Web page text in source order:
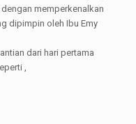
memperkenalkan
dipimpin oleh Ibu Emy
dari hari pertama
,